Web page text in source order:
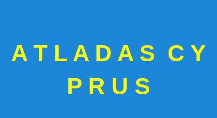
A T L A D A S C Y
P R U S